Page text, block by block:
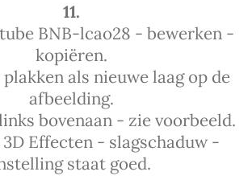
11.
BNB-lcao28 - bewerken -
kopiëren.
als nieuwe laag op de
afbeelding.
bovenaan - zie voorbeeld.
Effecten - slagschaduw -
staat goed.